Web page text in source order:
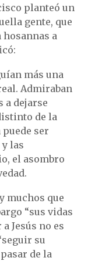
planteó un
gente, que
hosannas a
más una
Admiraban
a dejarse
de la
ser
las
el asombro
muchos que
“sus vidas
Jesús no es
su
de la